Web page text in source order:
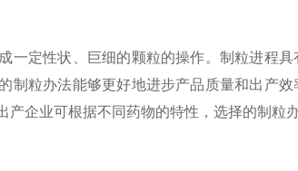
一定性状、巨细的颗粒的操作。制粒进程
制粒办法能够更好地进步产品质量和出产
企业可根据不同药物的特性，选择的制粒办